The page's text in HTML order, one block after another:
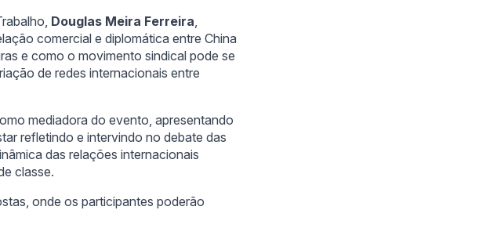
Douglas Meira Ferreira
comercial e diplomática entre China
e como o movimento sindical pode se
de redes internacionais entre
mediadora do evento, apresentando
refletindo e intervindo no debate das
das relações internacionais
classe.
onde os participantes poderão